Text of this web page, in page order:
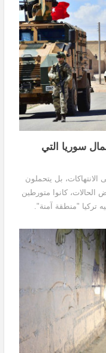
سوريا التي
بل يتحملون
الحالات، كانوا متورطين
"منطقة آمنة".